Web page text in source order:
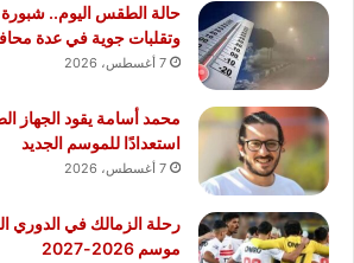
حالة الطقس اليوم..
وتقلبات جوية في عدة
7 أغسطس، 2026
محمد أسامة يقود الجهاز
استعدادًا للموسم الجديد
7 أغسطس، 2026
رحلة الزمالك في الدوري
موسم 2026-2027